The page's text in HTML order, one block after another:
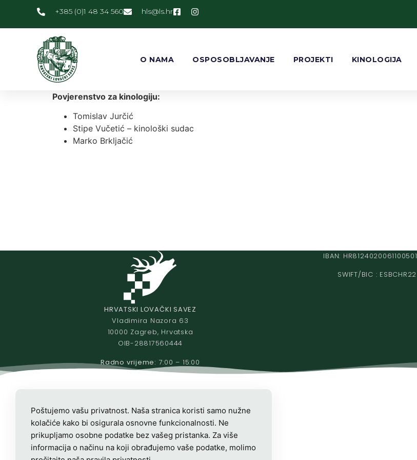
+385 (0)1 48 34 560 rh.sl
@slh
O NAMA OSPOSOBLJAVANJE PROJEKTI KINOLOGIJA
Povjerenstvo za kinologiju:
Tomislav Jurčić
Stipe Vučetić – kinološki sudac
Marko Brkljačić
HRVATSKI LOVAČKI SAVEZ
Vladimira Nazora 63
10000 Zagreb, Hrvatska
OIB-28817560444
Radno vrijeme: 7:00 – 15:00
IBAN:
SWIFT/BIC : ESBCHR22
Poštujemo vašu privatnost. Naša stranica koristi samo nužne
kolačiće kako bi osigurala osnovne funkcionalnosti. Ne
prikupljamo osobne podatke bez vašeg pristanka. Za više
informacija o načinu na koji obrađujemo vaše podatke, molimo